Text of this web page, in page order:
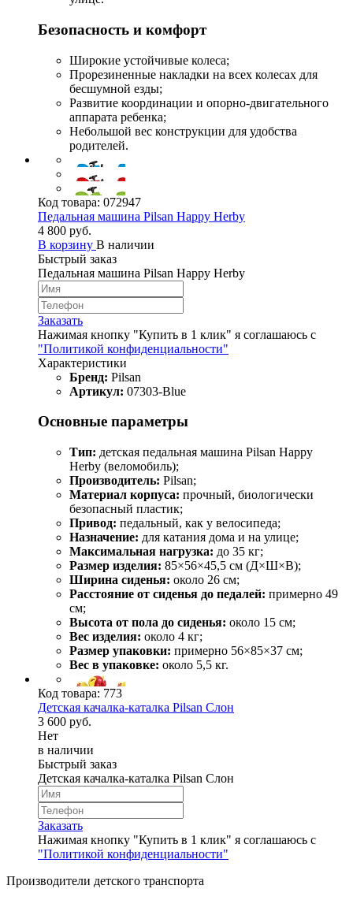
Безопасность и комфорт
Широкие устойчивые колеса;
Прорезиненные накладки на всех колесах для
бесшумной езды;
Развитие координации и опорно-двигательного
аппарата ребенка;
Небольшой вес конструкции для удобства
родителей.
Код товара: 072947
Педальная машина Pilsan Happy Herby
4 800 руб.
В корзину В наличии
Быстрый заказ
Педальная машина Pilsan Happy Herby
Заказать
Нажимая кнопку "Купить в 1 клик" я соглашаюсь с
"Политикой конфиденциальности"
Характеристики
Бренд: Pilsan
Артикул: 07303-Blue
Основные параметры
Тип: детская педальная машина Pilsan Happy
Herby (веломобиль);
Производитель: Pilsan;
Материал корпуса: прочный, биологически
безопасный пластик;
Привод: педальный, как у велосипеда;
Назначение: для катания дома и на улице;
Максимальная нагрузка: до 35 кг;
Размер изделия: 85×56×45,5 см (Д×Ш×В);
Ширина сиденья: около 26 см;
Расстояние от сиденья до педалей: примерно 49
см;
Высота от пола до сиденья: около 15 см;
Вес изделия: около 4 кг;
Размер упаковки: примерно 56×85×37 см;
Вес в упаковке: около 5,5 кг.
Код товара: 773
Детская качалка-каталка Pilsan Слон
3 600 руб.
Нет
в наличии
Быстрый заказ
Детская качалка-каталка Pilsan Слон
Заказать
Нажимая кнопку "Купить в 1 клик" я соглашаюсь с
"Политикой конфиденциальности"
Производители детского транспорта